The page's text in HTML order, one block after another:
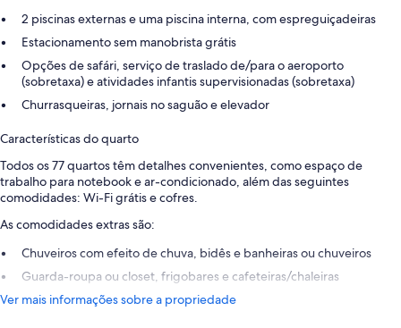
2 piscinas externas e uma piscina interna, com espreguiçadeiras
Estacionamento sem manobrista grátis
Opções de safári, serviço de traslado de/para o aeroporto
(sobretaxa) e atividades infantis supervisionadas (sobretaxa)
Churrasqueiras, jornais no saguão e elevador
Características do quarto
Todos os 77 quartos têm detalhes convenientes, como espaço de
trabalho para notebook e ar-condicionado, além das seguintes
comodidades: Wi-Fi grátis e cofres.
As comodidades extras são:
Chuveiros com efeito de chuva, bidês e banheiras ou chuveiros
Guarda-roupa ou closet, frigobares e cafeteiras/chaleiras
Ver mais informações sobre a propriedade